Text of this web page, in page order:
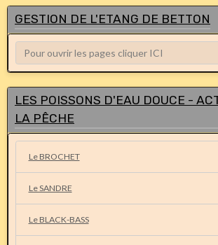
GESTION DE L'ETANG DE BETTON
LES POISSONS D'EAU DOUCE -
LA PÊCHE
Le BROCHET
Le SANDRE
Le BLACK-BASS